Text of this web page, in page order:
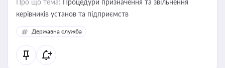
Про що тема: Процедури призначення та звільнення
керівників установ та підприємств
Державна служба